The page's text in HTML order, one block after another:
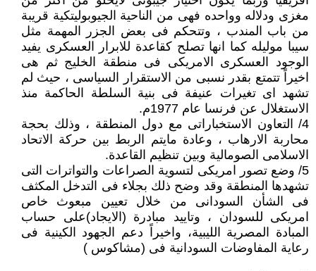
مغزى ودلاله وواحده فهى من الناحية الجيوبوليتكية قريبة
من باب المندب ، وتتحكم فى بعض الجزر المهمة مثل
سيبا موليله كما انها تصلح كقاعدة للابرار العسكرى يفيد
الوجود العسكرى الامريكى فى منطقة الخليج ثم هى
اخيراً تتمتع بقدر نسبى من الاستقرار السياسى ، حيث لم
تشهد اى تغيرات عنيفة فى بنية السلطة الحاكمة منذ
الاستغلال عن فرنسا عام 1977م.
4/ التعاون الاستخباراتى مع دول المنطقة ، وذلك بحجة
محاربة الارهاب ، وعادة مايتم الربط بين حركة الاتحاد
الاسلامى الصومالية وبين تنظيم القاعدة.
5/ وضع تصور امريكى لتسوية الصراعات والتواترات التى
تشهدها المنطقة وقد وضح ذلك بجلاء فى التدخل المكثف
فى الشأن السودانى من خلال تعيين مبعوث خاص
امريكى للسودان ، وتاييد مبادرة (الايجاد)على حساب
المبادة المصرية الليبية، واخيراً دعم الجهود الكينية فى
رعاية المفاوضات السودانية فى (مشاكوس )